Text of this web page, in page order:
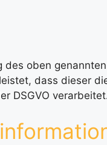
oben
dass dieser
DSGVO